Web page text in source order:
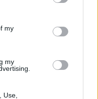
its third-party tags to
in below Google
my
my
Use,
mérföldköve a